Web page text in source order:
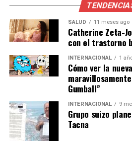
introdujeron cambios
descentralizar la educación y dar
comunidades autónomas. Sin
consenso político y los cambios
obstaculizado avances sostenibles.
La actual reforma pretende
pasados, estableciendo un marco
adaptaciones regionales sin
nacionales.
Implicaciones
SALUD 11 meses ago
Catherine Zeta-
con el trastorno
INTERNACIONAL 1
Cómo ver la
Gumball”
INTERNACIONAL 9
Grupo suizo
Tacna